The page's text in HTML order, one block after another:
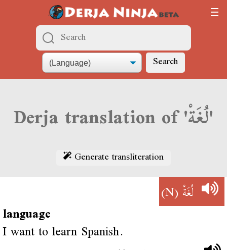
Search
Derja translation of 'لُغَةْ'
Generate transliteration
لُغَةْ(N)
language
I want to learn Spanish.